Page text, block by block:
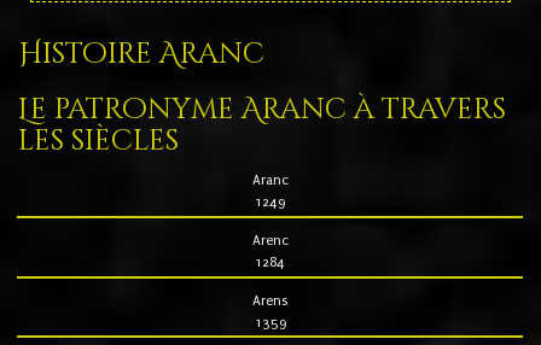
Histoire Aranc
Le patronyme Aranc à travers
les siècles
Aranc
1249
Arenc
1284
Arens
1359